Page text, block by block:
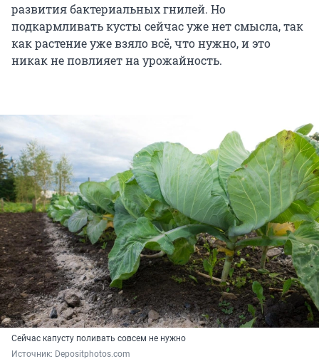
развития бактериальных гнилей. Но
подкармливать кусты сейчас уже нет смысла, так
как растение уже взяло всё, что нужно, и это
никак не повлияет на урожайность.
Сейчас капусту поливать совсем не нужно
Источник: Depositphotos.com